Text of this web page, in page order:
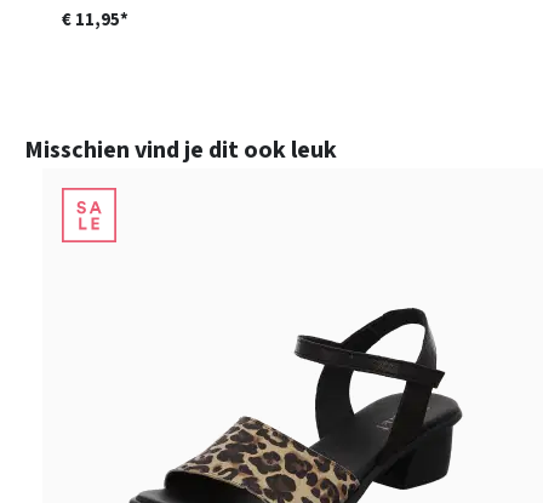
€ 11,95*
Productgalerij overslaan
Misschien vind je dit ook leuk